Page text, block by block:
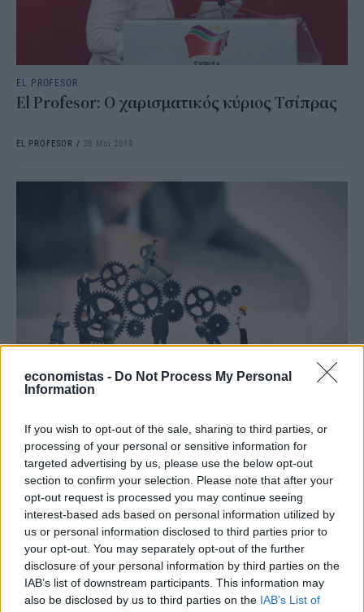
economistas - Do Not Process My Personal
Information
If you wish to opt-out of the sale, sharing to third parties, or
processing of your personal or sensitive information for
targeted advertising by us, please use the below opt-out
section to confirm your selection. Please note that after your
opt-out request is processed you may continue seeing
interest-based ads based on personal information utilized by
us or personal information disclosed to third parties prior to
your opt-out. You may separately opt-out of the further
disclosure of your personal information by third parties on the
IAB’s list of downstream participants. This information may
also be disclosed by us to third parties on the IAB’s List of
EL PROFESOR
El Profesor: Ο χαρισματικός κύριος Τσίπρας
EL PROFESOR / 28 Μαΐ 2019
EL PROFESOR
EL PROFESOR/ 20 Μαΐ 2019
ΡΟΗ ΕΙΔΗΣΕΩΝ
Screen time στα παιδιά: Μήπως μετράμε λάθος
τις ώρες μπροστά στην οθόνη;
08:21